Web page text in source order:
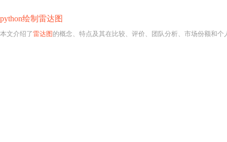
python绘制雷达图
本文介绍了雷达图 的概念、特点及其在比较、评价、团队分析、市场份额和个人能力展